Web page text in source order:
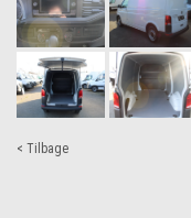
< Tilbage